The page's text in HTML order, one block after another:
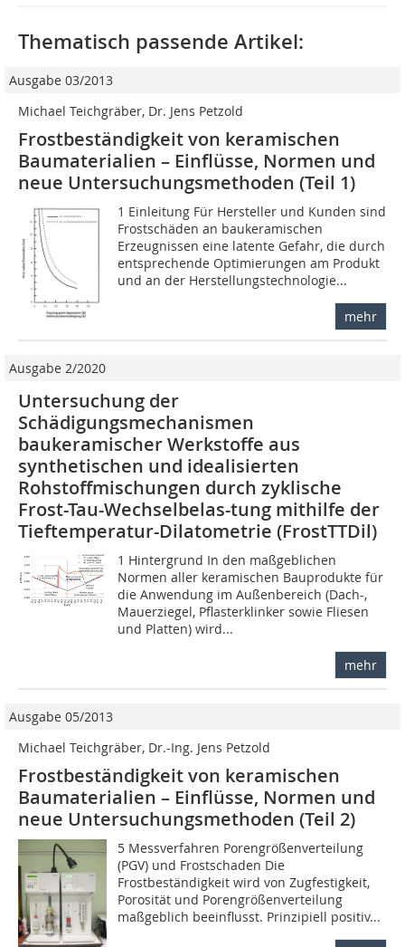
Thematisch passende Artikel:
Ausgabe 03/2013
Michael Teichgräber, Dr. Jens Petzold
Frostbeständigkeit von keramischen
Baumaterialien – Einflüsse, Normen und
neue Untersuchungsmethoden (Teil 1)
1 Einleitung Für Hersteller und Kunden sind
Frostschäden an baukeramischen
Erzeugnissen eine latente Gefahr, die durch
entsprechende Optimierungen am Produkt
und an der Herstellungstechnologie...
mehr
Ausgabe 2/2020
Untersuchung der
Schädigungsmechanismen
baukeramischer Werkstoffe aus
synthetischen und idealisierten
Rohstoffmischungen durch zyklische
Frost-Tau-Wechselbelas-tung mithilfe der
Tieftemperatur-Dilatometrie (FrostTTDil)
1 Hintergrund In den maßgeblichen
Normen aller keramischen Bauprodukte für
die Anwendung im Außenbereich (Dach-,
Mauerziegel, Pflasterklinker sowie Fliesen
und Platten) wird...
mehr
Ausgabe 05/2013
Michael Teichgräber, Dr.-Ing. Jens Petzold
Frostbeständigkeit von keramischen
Baumaterialien – Einflüsse, Normen und
neue Untersuchungs­methoden (Teil 2)
5 Messverfahren Porengrößenverteilung
(PGV) und Frostschaden Die
Frostbeständigkeit wird von Zugfestigkeit,
Porosität und Porengrößenverteilung
maßgeblich beeinflusst. Prinzipiell positiv...